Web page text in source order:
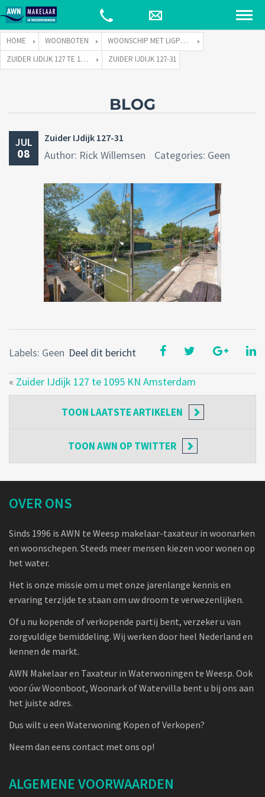
HOME WOONBOTEN
WOONSCHIP MET LIGPLAATS
ZUIDER IJDIJK 127 TE 1095 KN AMSTERDAM
ZUIDER IJDIJK 127-31
BLOG
JUL
08
Zuider IJdijk 127-31
Author: Rick Willemsen Categories: Geen
Deel dit bericht
Labels: Geen
« Zuider IJdijk 127 te 1095 KN Amsterdam
TOON LAATSTE ARTIKELEN
TOONAWN OP TWITTER
OVER ONS
Sinds 1996 is AWN te Weesp makelaar-taxateur in woonarken
en woonschepen. Steeds meer mensen kiezen voor wonen op
het water.
Het is onze missie om u met onze jarenlange kennis en
ervaring terzijde te staan om uw droom te verwezenlijken.
Of u nu kopende of verkopende partij bent, verzeker u van
zorgvuldige bemiddeling. Wij werken door heel Nederland en
kennen de markt.
AWN Makelaar en Taxateur in Waterwoningen te Weesp. Ook
voor úw Woonboot, Woonark of Watervilla bent u bij ons aan
het juiste adres.
Dus wilt u een Waterwoning Kopen of Verkopen?
Neem dan eens contact met ons op!
ALGEMENE VOORWAARDEN